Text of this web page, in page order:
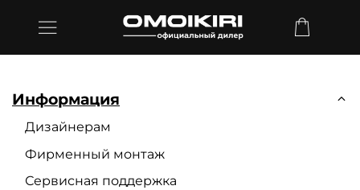
Информация
Дизайнерам
Фирменный монтаж
Сервисная поддержка